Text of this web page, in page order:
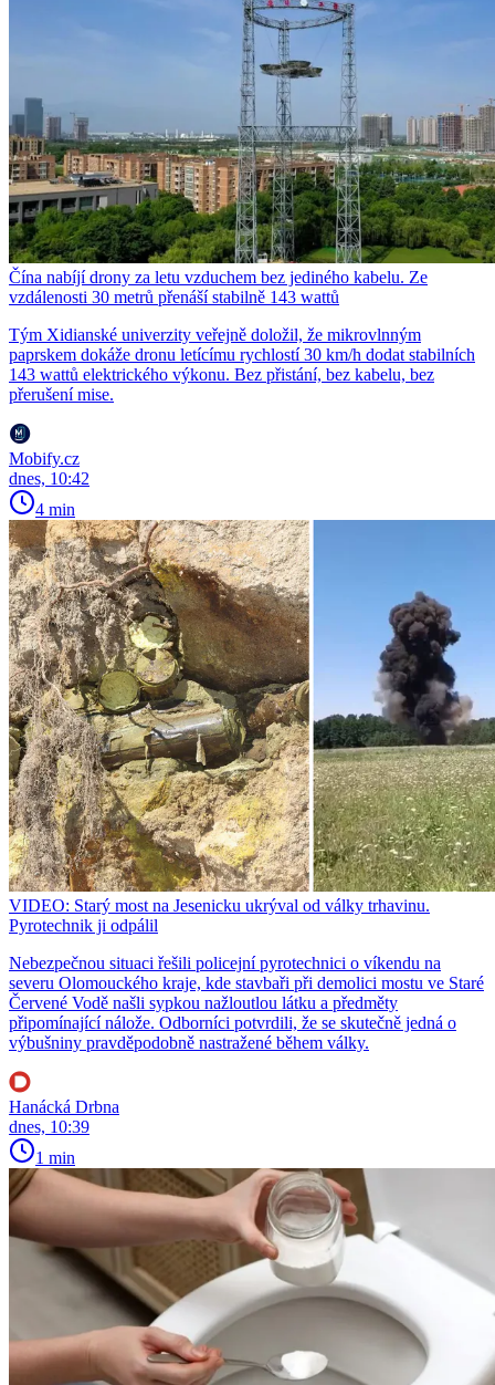
Čína nabíjí drony za letu vzduchem bez jediného kabelu. Ze
vzdálenosti 30 metrů přenáší stabilně 143 wattů
Tým Xidianské univerzity veřejně doložil, že mikrovlnným
paprskem dokáže dronu letícímu rychlostí 30 km/h dodat stabilních
143 wattů elektrického výkonu. Bez přistání, bez kabelu, bez
přerušení mise.
Mobify.cz
dnes, 10:42
4 min
VIDEO: Starý most na Jesenicku ukrýval od války trhavinu.
Pyrotechnik ji odpálil
Nebezpečnou situaci řešili policejní pyrotechnici o víkendu na
severu Olomouckého kraje, kde stavbaři při demolici mostu ve Staré
Červené Vodě našli sypkou nažloutlou látku a předměty
připomínající nálože. Odborníci potvrdili, že se skutečně jedná o
výbušniny pravděpodobně nastražené během války.
Hanácká Drbna
dnes, 10:39
1 min